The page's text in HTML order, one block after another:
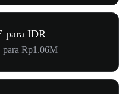
para IDR
para Rp1.06M